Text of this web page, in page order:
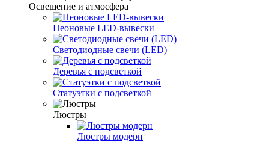
Освещение и атмосфера
Неоновые LED-вывески
Светодиодные свечи (LED)
Деревья с подсветкой
Статуэтки с подсветкой
Люстры
Люстры модерн